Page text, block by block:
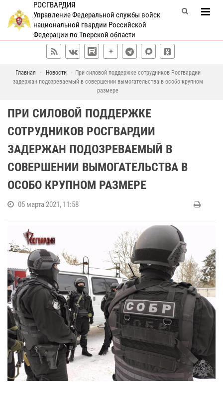
РОСГВАРДИЯ
Управление Федеральной службы войск
национальной гвардии Российской
Федерации по Тверской области
Главная Новости
При силовой поддержке сотрудников Росгвардии
задержан подозреваемый в совершении вымогательства в особо крупном
размере
ПРИ СИЛОВОЙ ПОДДЕРЖКЕ
СОТРУДНИКОВ РОСГВАРДИИ
ЗАДЕРЖАН ПОДОЗРЕВАЕМЫЙ В
СОВЕРШЕНИИ ВЫМОГАТЕЛЬСТВА В
ОСОБО КРУПНОМ РАЗМЕРЕ
05 марта 2021, 11:58